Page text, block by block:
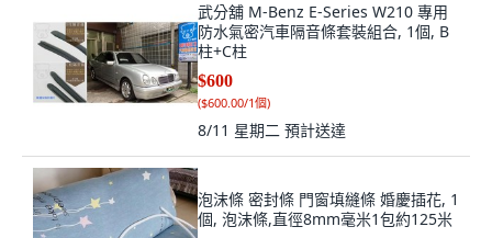
武分舖 M-Benz E-Series W210 專用
防水氣密汽車隔音條套裝組合, 1個, B
柱+C柱
$600
($600.00/1個)
8/11 星期二 預計送達
泡沫條 密封條 門窗填縫條 婚慶插花, 1
個, 泡沫條,直徑8mm毫米1包約125米